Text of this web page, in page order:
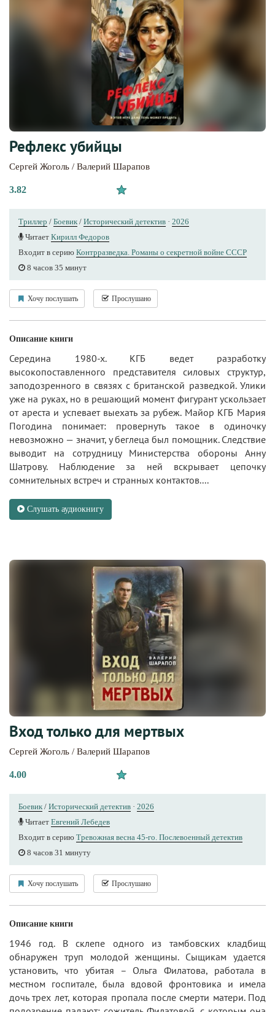
Рефлекс убийцы
Сергей Жоголь / Валерий Шарапов
3.82
Триллер / Боевик / Исторический детектив · 2026
Читает Кирилл Федоров
Входит в серию Контрразведка. Романы о секретной войне СССР
8 часов 35 минут
Хочу послушать Прослушано
Описание книги
Середина 1980-х. КГБ ведет разработку
высокопоставленного представителя силовых структур,
заподозренного в связях с британской разведкой. Улики
уже на руках, но в решающий момент фигурант ускользает
от ареста и успевает выехать за рубеж. Майор КГБ Мария
Погодина понимает: провернуть такое в одиночку
невозможно — значит, у беглеца был помощник. Следствие
выводит на сотрудницу Министерства обороны Анну
Шатрову. Наблюдение за ней вскрывает цепочку
сомнительных встреч и странных контактов....
Слушать аудиокнигу
Вход только для мертвых
Сергей Жоголь / Валерий Шарапов
4.00
Боевик / Исторический детектив · 2026
Читает Евгений Лебедев
Входит в серию Тревожная весна 45-го. Послевоенный детектив
8 часов 31 минуту
Хочу послушать Прослушано
Описание книги
1946 год. В склепе одного из тамбовских кладбищ
обнаружен труп молодой женщины. Сыщикам удается
установить, что убитая – Ольга Филатова, работала в
местном госпитале, была вдовой фронтовика и имела
дочь трех лет, которая пропала после смерти матери. Под